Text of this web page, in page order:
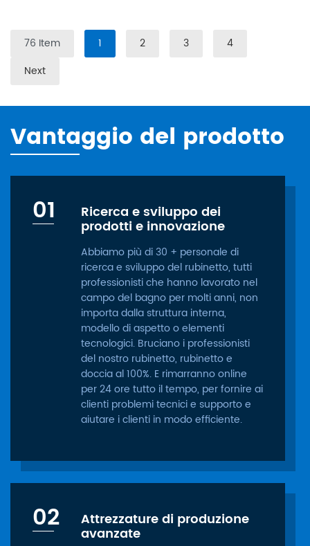
76 Item 1 2 3
4
Next
Vantaggio del prodotto
01
Ricerca e sviluppo dei
prodotti e innovazione
Abbiamo più di 30 + personale di
ricerca e sviluppo del rubinetto, tutti
professionisti che hanno lavorato nel
campo del bagno per molti anni, non
importa dalla struttura interna,
modello di aspetto o elementi
tecnologici. Bruciano i professionisti
del nostro rubinetto, rubinetto e
doccia al 100%. E rimarranno online
per 24 ore tutto il tempo, per fornire ai
clienti problemi tecnici e supporto e
aiutare i clienti in modo efficiente.
02 Attrezzature di produzione
avanzate